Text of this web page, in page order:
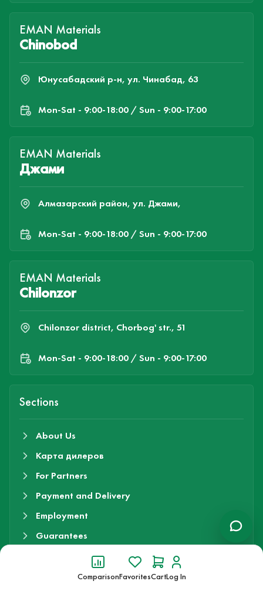
ComparisonFavoritesCartLog In
EMAN Materials
Chinobod
Юнусабадский р-н, ул. Чинабад, 63
Mon-Sat - 9:00-18:00 / Sun - 9:00-17:00
EMAN Materials
Джами
Алмазарский район, ул. Джами,
Mon-Sat - 9:00-18:00 / Sun - 9:00-17:00
EMAN Materials
Chilonzor
Chilonzor district, Chorbog' str., 51
Mon-Sat - 9:00-18:00 / Sun - 9:00-17:00
Sections
About Us
Карта дилеров
For Partners
Payment and Delivery
Employment
Guarantees